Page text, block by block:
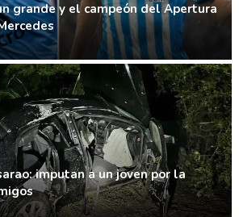
grande y el campeón del Apertura
imputan a un joven por la